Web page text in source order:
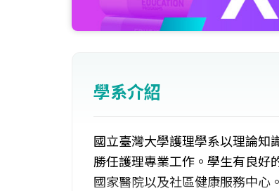
學系介紹
國立臺灣大學護理學系以理論知
勝任護理專業工作。學生有良好
國家醫院以及社區健康服務中心